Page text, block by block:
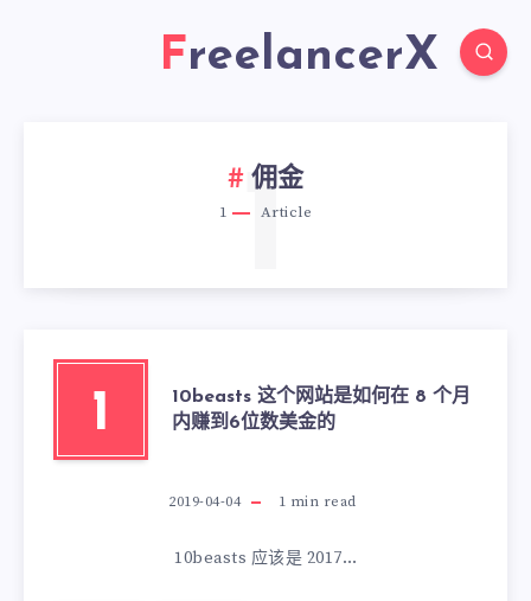
FreelancerX
佣金
1 Article
1
1
10beasts 这个网站是如何在 8 个月
内赚到6位数美金的
2019-04-04 1 min read
10beasts 应该是 2017…